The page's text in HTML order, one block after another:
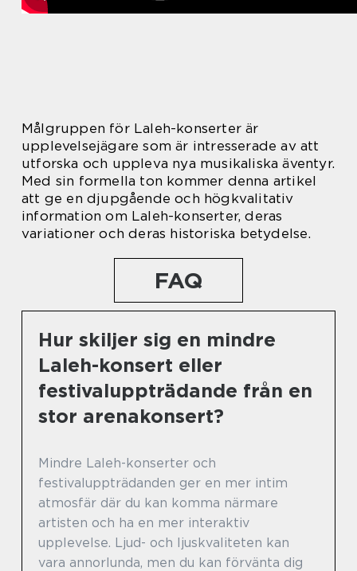
Målgruppen för Laleh-konserter är
upplevelsejägare som är intresserade av att
utforska och uppleva nya musikaliska äventyr.
Med sin formella ton kommer denna artikel
att ge en djupgående och högkvalitativ
information om Laleh-konserter, deras
variationer och deras historiska betydelse.
FAQ
Hur skiljer sig en mindre
Laleh-konsert eller
festivaluppträdande från en
stor arenakonsert?
Mindre Laleh-konserter och
festivaluppträdanden ger en mer intim
atmosfär där du kan komma närmare
artisten och ha en mer interaktiv
upplevelse. Ljud- och ljuskvaliteten kan
vara annorlunda, men du kan förvänta dig